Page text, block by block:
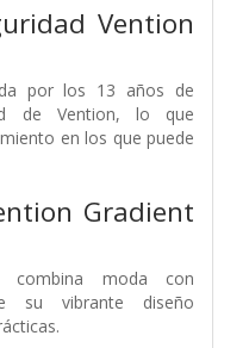
Vention
por los 13 años de
de Vention, lo que
en los que puede
Gradient
moda con
su vibrante diseño